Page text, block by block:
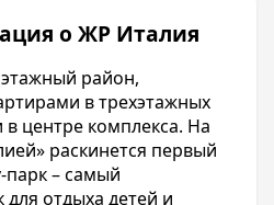
о ЖР Италия
район,
в трехэтажных
центре комплекса. На
раскинется первый
парк – самый
отдыха детей и